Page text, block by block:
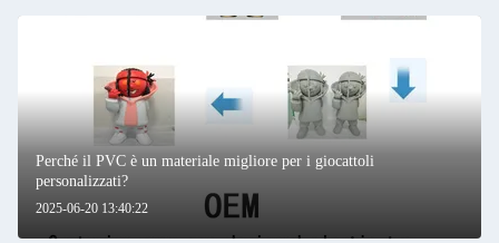
2025-06-20 13:40:22
Perché il PVC è un materiale migliore per i giocattoli
personalizzati?